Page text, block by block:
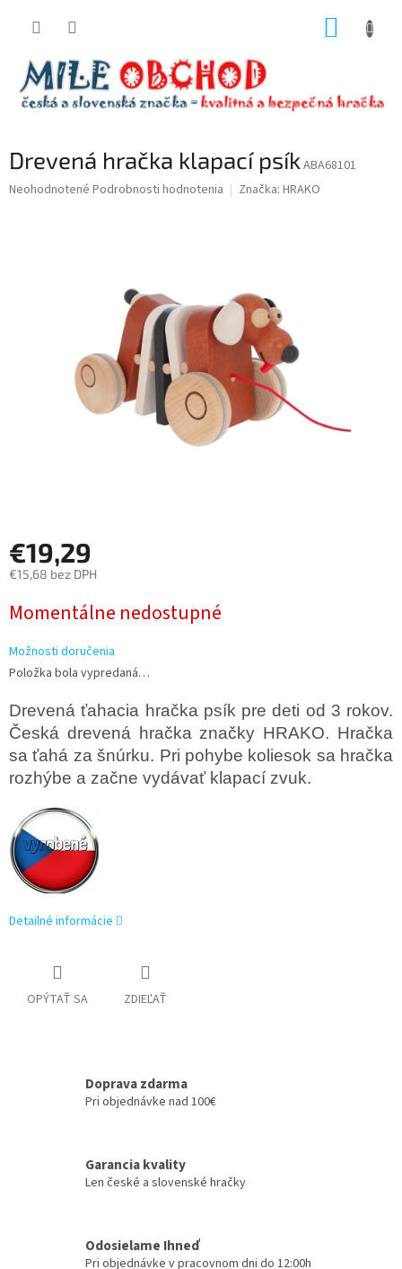
Drevená hračka klapací psík ABA68101
Priemerné
Neohodnotené Podrobnosti hodnotenia Značka: HRAKO
€19,29
€15,68 bez DPH
cena:
Momentálne nedostupné
Možnosti doručenia
Položka bola vypredaná…
Drevená ťahacia hračka psík pre deti od 3 rokov.
Česká drevená hračka značky HRAKO. Hračka
sa ťahá za šnúrku. Pri pohybe koliesok sa hračka
rozhýbe a začne vydávať klapací zvuk.
Detailné informácie
OPÝTAŤ SA ZDIEĽAŤ
Doprava zdarma
Pri objednávke nad 100€
Garancia kvality
Len české a slovenské hračky
Odosielame Ihneď
Pri objednávke v pracovnom dni do 12:00h